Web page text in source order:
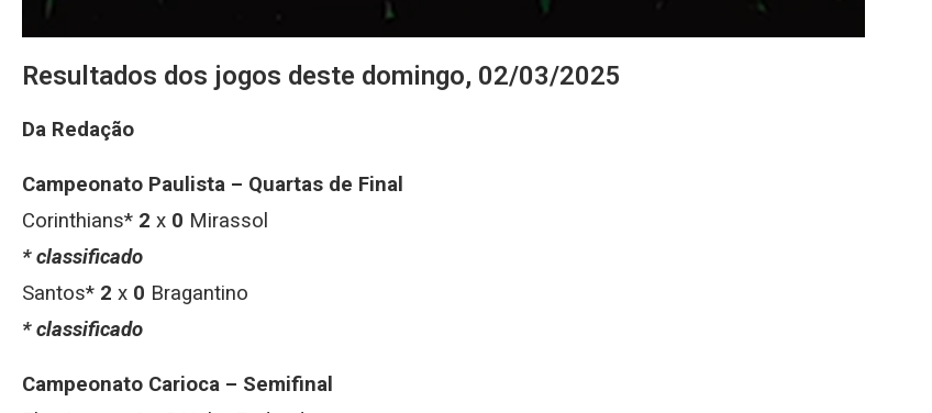
Resultados dos jogos deste domingo, 02/03/2025
Da Redação
Campeonato Paulista – Quartas de Final
Corinthians* 2 x 0 Mirassol
* classificado
Santos* 2 x 0 Bragantino
* classificado
Campeonato Carioca – Semifinal